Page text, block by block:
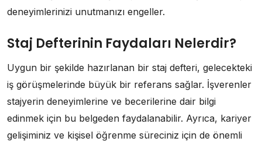
deneyimlerinizi unutmanızı engeller.
Staj Defterinin Faydaları Nelerdir?
Uygun bir şekilde hazırlanan bir staj defteri, gelecekteki
iş görüşmelerinde büyük bir referans sağlar. İşverenler
stajyerin deneyimlerine ve becerilerine dair bilgi
edinmek için bu belgeden faydalanabilir. Ayrıca, kariyer
gelişiminiz ve kişisel öğrenme süreciniz için de önemli